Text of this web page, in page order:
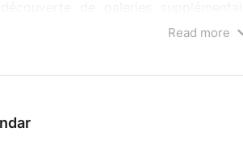
lampes fournis, prévoir habits qui ne
spéléo" de classe 0.
Read more